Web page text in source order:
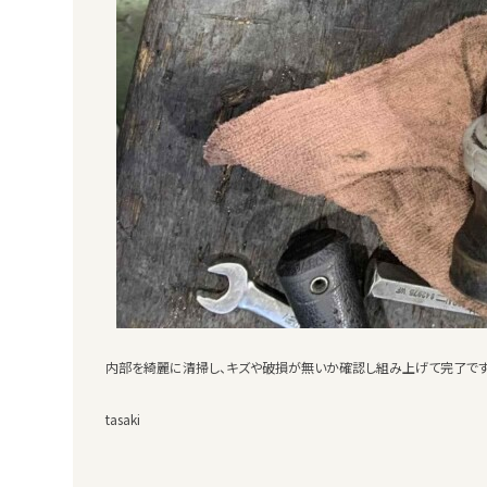
内部を綺麗に清掃し、キズや破損が無いか確認し組み上げて完了です
tasaki